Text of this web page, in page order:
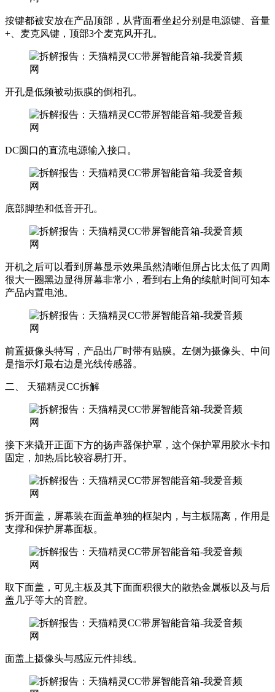
按键都被安放在产品顶部，从背面看坐起分别是电源键、音量
+、麦克风键，顶部3个麦克风开孔。
开孔是低频被动振膜的倒相孔。
DC圆口的直流电源输入接口。
底部脚垫和低音开孔。
开机之后可以看到屏幕显示效果虽然清晰但屏占比太低了四周
很大一圈黑边显得屏幕非常小，看到右上角的续航时间可知本
产品内置电池。
前置摄像头特写，产品出厂时带有贴膜。左侧为摄像头、中间
是指示灯最右边是光线传感器。
二、 天猫精灵CC拆解
接下来撬开正面下方的扬声器保护罩，这个保护罩用胶水卡扣
固定，加热后比较容易打开。
拆开面盖，屏幕装在面盖单独的框架内，与主板隔离，作用是
支撑和保护屏幕面板。
取下面盖，可见主板及其下面面积很大的散热金属板以及与后
盖几乎等大的音腔。
面盖上摄像头与感应元件排线。